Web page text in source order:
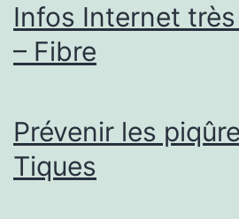
Infos Internet
– Fibre
Prévenir les
Tiques